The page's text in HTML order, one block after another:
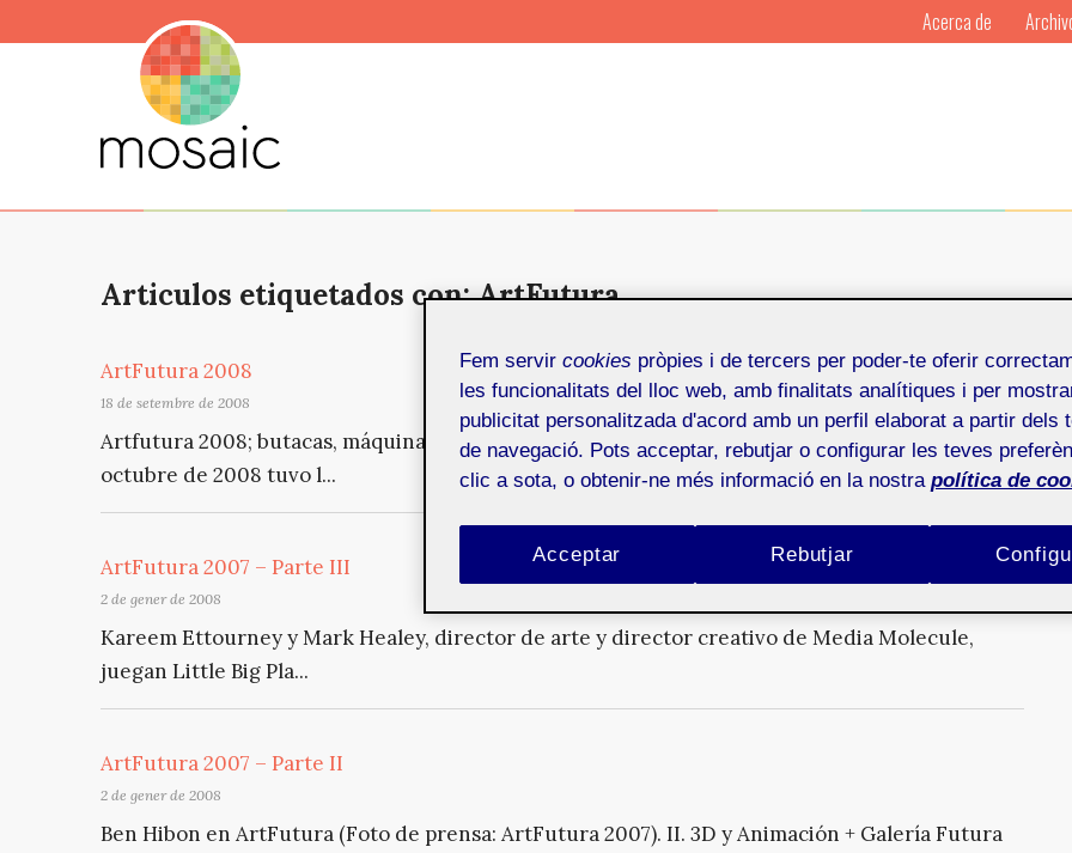
Articulos etiquetados con: ArtFutura
ArtFutura 2008
18 de setembre de 2008
Artfutura 2008; butacas, máquinas, almas y su contrapunto crítico. La última semana de
octubre de 2008 tuvo l...
ArtFutura 2007 – Parte III
2 de gener de 2008
Kareem Ettourney y Mark Healey, director de arte y director creativo de Media Molecule,
juegan Little Big Pla...
ArtFutura 2007 – Parte II
2 de gener de 2008
Ben Hibon en ArtFutura (Foto de prensa: ArtFutura 2007). II. 3D y Animación + Galería Futura
Acerca de
Fem servir cookies pròpies i de tercers per poder-te oferir
les funcionalitats del lloc web, amb finalitats analítiques i per
publicitat personalitzada d'acord amb un perfil elaborat a partir dels
de navegació. Pots acceptar, rebutjar o configurar les teves
clic a sota, o obtenir-ne més informació en la nostra política de
Rebutjar
Acceptar